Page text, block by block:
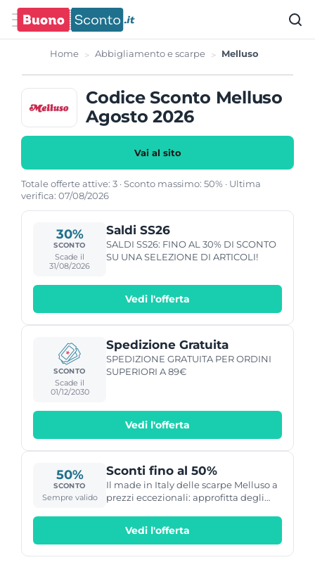
Home Abbigliamento e scarpe Melluso
Codice Sconto Melluso
Agosto 2026
Vai al sito
Totale offerte attive: 3 · Sconto massimo: 50% · Ultima
verifica: 07/08/2026
30%
SCONTO
Scade il
31/08/2026
Saldi SS26
SALDI SS26: FINO AL 30% DI SCONTO
SU UNA SELEZIONE DI ARTICOLI!
Vedi l'offerta
SCONTO
Scade il
01/12/2030
Spedizione Gratuita
SPEDIZIONE GRATUITA PER ORDINI
SUPERIORI A 89€
Vedi l'offerta
50%
SCONTO
Sempre valido
Sconti fino al 50%
Il made in Italy delle scarpe Melluso a
prezzi eccezionali: approfitta degli
Vedi l'offerta